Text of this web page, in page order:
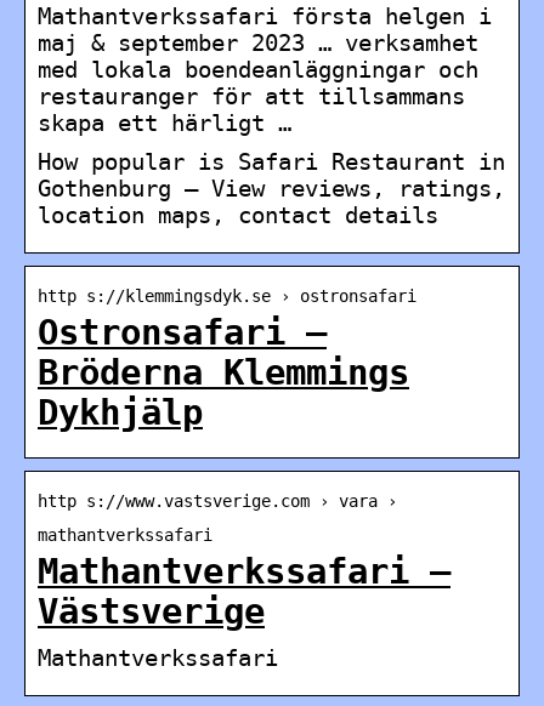
Mathantverkssafari första helgen i
maj & september 2023 … verksamhet
med lokala boendeanläggningar och
restauranger för att tillsammans
skapa ett härligt …
How popular is Safari Restaurant in
Gothenburg – View reviews, ratings,
location maps, contact details
http s://klemmingsdyk.se › ostronsafari
Ostronsafari –
Bröderna Klemmings
Dykhjälp
http s://www.vastsverige.com › vara ›
mathantverkssafari
Mathantverkssafari –
Västsverige
Mathantverkssafari